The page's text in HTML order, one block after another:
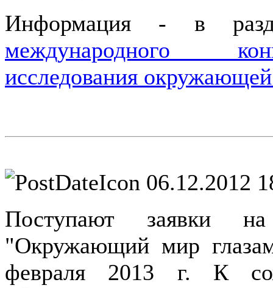
Информация - в
международного
исследования
06.12.2012
Поступают заявки
"Окружающий мир
февраля 2013 г. К